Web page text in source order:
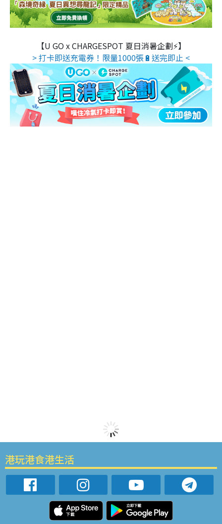
【U GO x CHARGESPOT 夏日消暑企劃⚡】
> 打卡即送充電券！限量1000張🔋送完即止 <
港玩港食港生活